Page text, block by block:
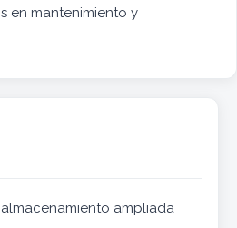
en mantenimiento y
ampliada